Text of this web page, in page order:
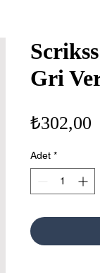
Gri
₺302,00
Adet *